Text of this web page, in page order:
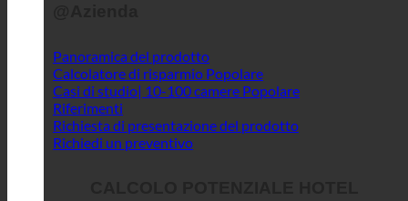
Panoramica del prodotto
Calcolatore di risparmio
Casi di studio| 10-100 camere
Riferimenti
Richiesta di presentazione del prodotto
Richiedi un preventivo